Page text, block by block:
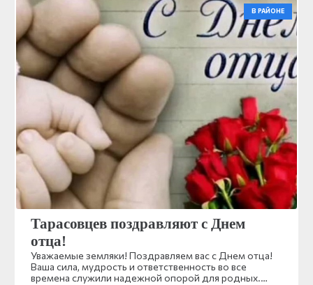
В РАЙОНЕ
Тарасовцев поздравляют с Днем
отца!
Уважаемые земляки! Поздравляем вас с Днем отца!
Ваша сила, мудрость и ответственность во все
времена служили надежной опорой для родных.…